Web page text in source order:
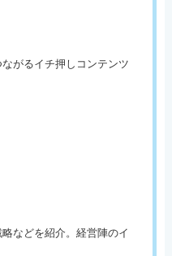
がるイチ押しコンテンツ
などを紹介。経営陣のイ